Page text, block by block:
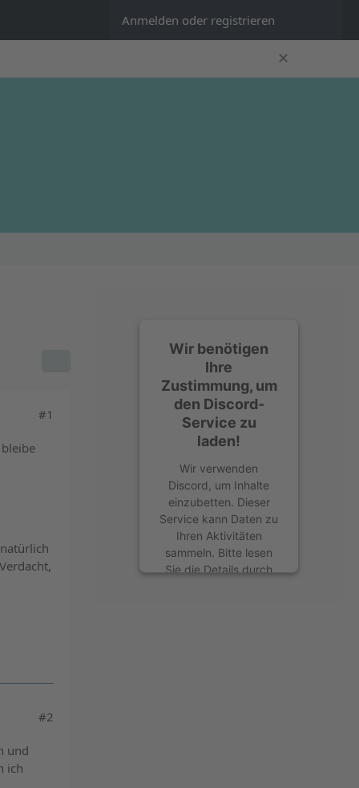
✕
Anmelden oder registrieren
#1
#2
und
ich
Wir benötigen
Ihre
Zustimmung, um
den Discord-
Service zu
laden!
Wir verwenden
Discord, um Inhalte
einzubetten. Dieser
Service kann Daten zu
Ihren Aktivitäten
sammeln. Bitte lesen
Sie die Details durch